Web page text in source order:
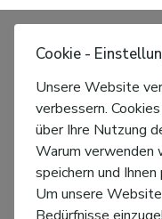
Cookie -
Unsere Website
verbessern.
über Ihre Nutzung
Warum verwenden
speichern und
Um unsere
Bedürfnisse